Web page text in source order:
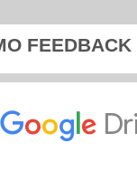
FEEDBACK